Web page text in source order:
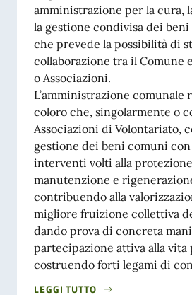
amministrazione per la cura,
la gestione condivisa dei
che prevede la possibilità di
collaborazione tra il Comune
o Associazioni.
L’amministrazione
coloro che, singolarmente o
Associazioni di Volontariato,
gestione dei beni comuni
interventi volti alla
manutenzione e
contribuendo alla
migliore fruizione collettiva
dando prova di concreta
partecipazione attiva alla vita
costruendo forti legami di
LEGGI TUTTO